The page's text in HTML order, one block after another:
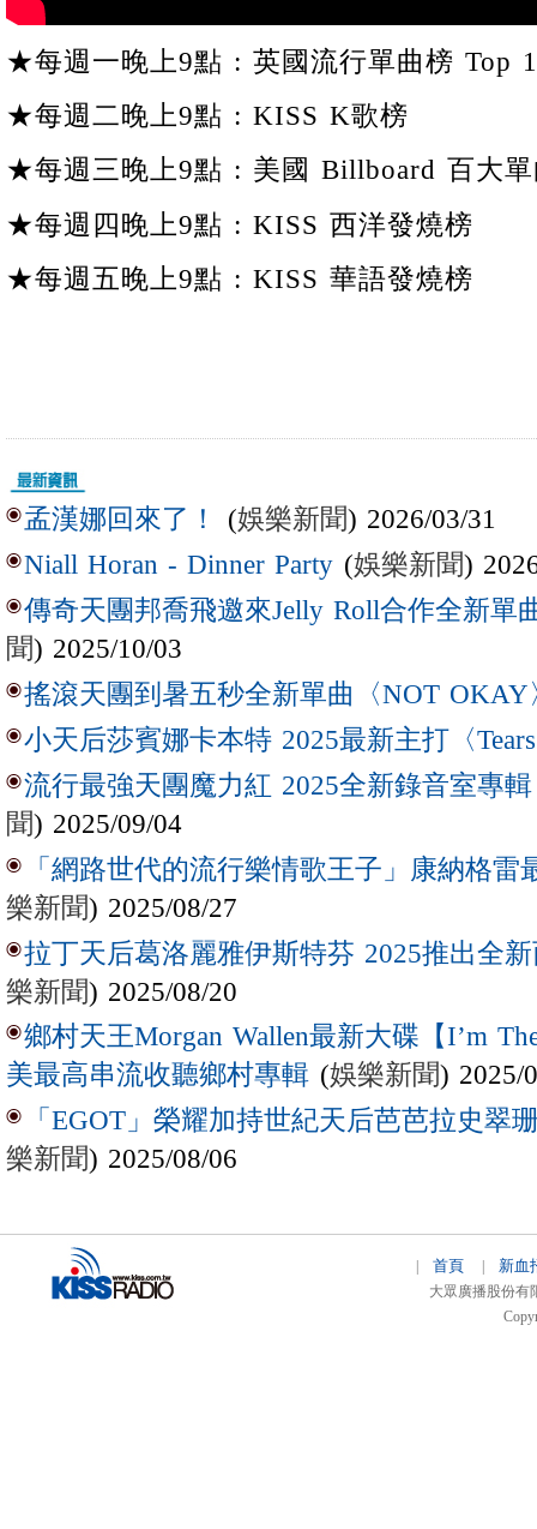
★每週一晚上9點 : 英國流行單曲榜 Top
★每週二晚上9點 : KISS K歌榜
★每週三晚上9點 : 美國 Billboard 百大
★每週四晚上9點 : KISS 西洋發燒榜
★每週五晚上9點 : KISS 華語發燒榜
孟漢娜回來了！ (娛樂新聞) 2026/03/31
Niall Horan - Dinner Party (娛樂新聞)
傳奇天團邦喬飛邀來Jelly Roll合作全新單
聞) 2025/10/03
搖滾天團到暑五秒全新單曲〈NOT OKAY
小天后莎賓娜卡本特 2025最新主打〈
流行最強天團魔力紅 2025全新錄音室專
聞) 2025/09/04
「網路世代的流行樂情歌王子」康納格雷
樂新聞) 2025/08/27
拉丁天后葛洛麗雅伊斯特芬 2025推出全新
樂新聞) 2025/08/20
鄉村天王Morgan Wallen最新大碟【I’m
美最高串流收聽鄉村專輯 (娛樂新聞) 2025/
「EGOT」榮耀加持世紀天后芭芭拉史翠
樂新聞) 2025/08/06
首頁 新血
大眾廣播股份有